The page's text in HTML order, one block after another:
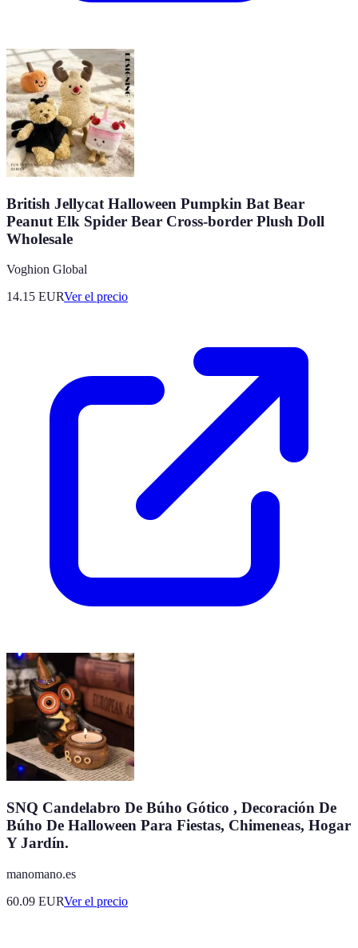
British Jellycat Halloween Pumpkin Bat Bear
Peanut Elk Spider Bear Cross-border Plush Doll
Wholesale
Voghion Global
14.15 EURVer el precio
SNQ Candelabro De Búho Gótico , Decoración De
Búho De Halloween Para Fiestas, Chimeneas, Hogar
Y Jardín.
manomano.es
60.09 EURVer el precio